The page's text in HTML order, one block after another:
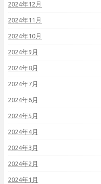
2024年12月
2024年11月
2024年10月
2024年9月
2024年8月
2024年7月
2024年6月
2024年5月
2024年4月
2024年3月
2024年2月
2024年1月